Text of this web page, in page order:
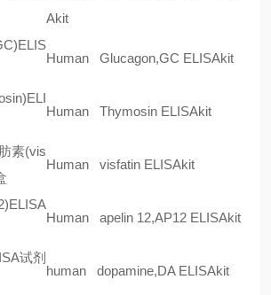
Akit
Human Glucagon,GC ELISAkit
Human Thymosin ELISAkit
素(vis
Human visfatin ELISAkit
Human apelin 12,AP12 ELISAkit
试剂
human dopamine,DA ELISAkit